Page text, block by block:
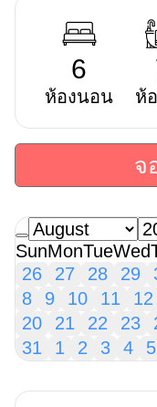
6
ห้องนอน ห้
จ
SunMonTueWed
26
27 28 29
8
9 10 11 12
20
21 22 23
31
1 2 3 4 5